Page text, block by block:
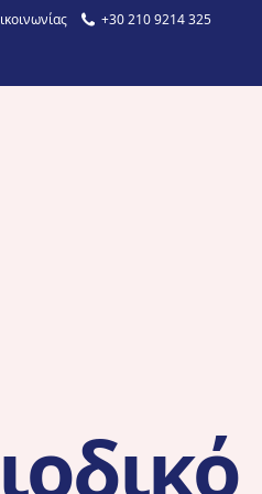
+30 210 9214 325